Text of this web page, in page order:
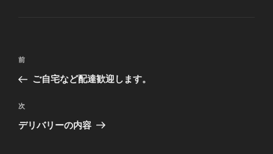
投
ナ
ビ
ゲ
前
の
稿
前
ご自宅など配達歓迎します。
次
の
次
デリバリーの内容